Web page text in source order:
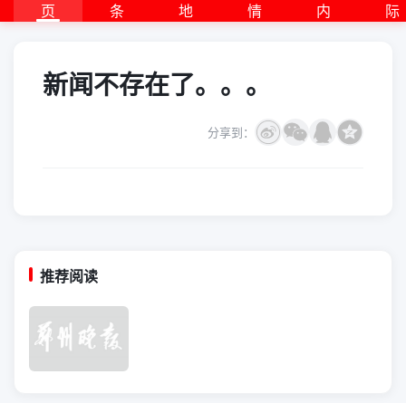
页
条
地
情
内
际
新闻不存在了。。。
分享到：
推荐阅读